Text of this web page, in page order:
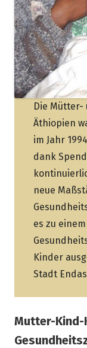
Die
Äthiopien
im Jahr
dank
neue
es zu
Kinder
Stadt
Mutter-Kind-